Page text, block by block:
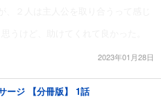
2023年01月28日
ージ 【分冊版】 1話